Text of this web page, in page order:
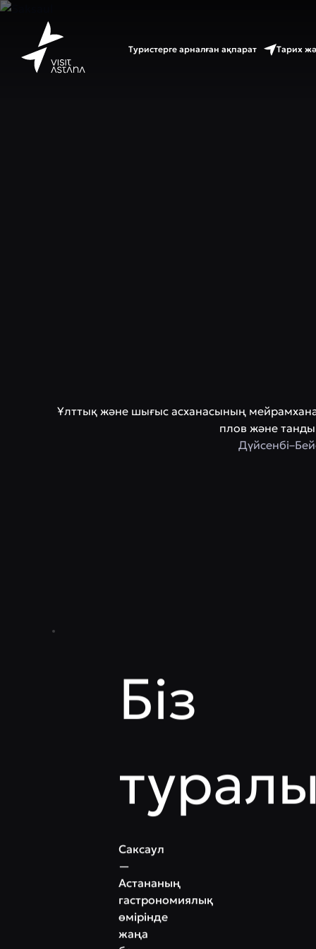
Туристерге арналған ақпарат Тарих
Ұлттық және шығыс асханасының
плов және
Біз
Саксаул
—
Астананың
гастрономиялық
өмірінде
жаңа